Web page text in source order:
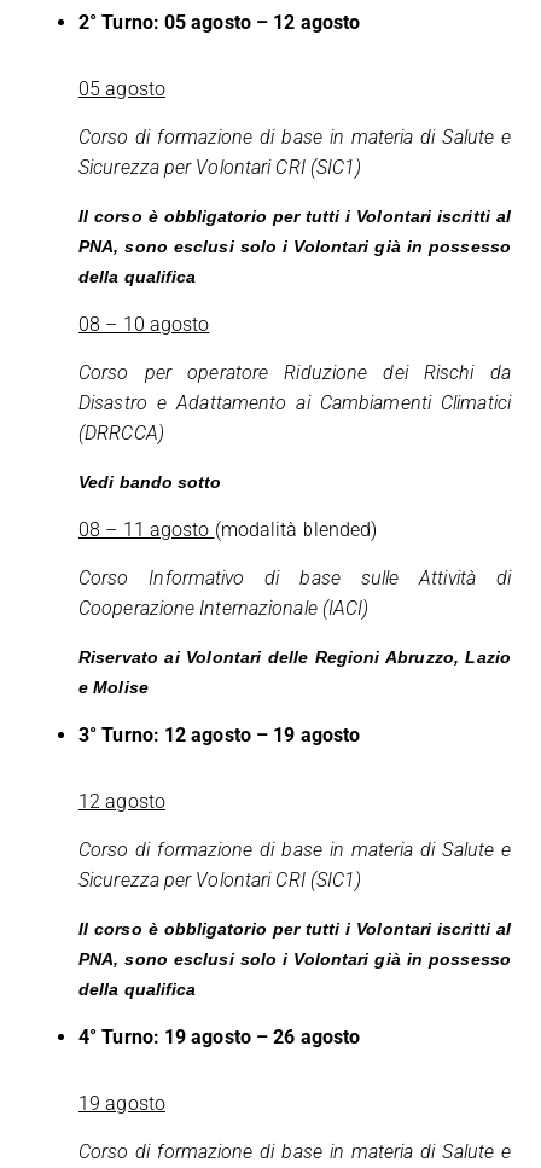
2° Turno: 05 agosto – 12 agosto
05 agosto
Corso di formazione di base in materia di Salute e
Sicurezza per Volontari CRI (SIC1)
Il corso è obbligatorio per tutti i Volontari iscritti al
PNA, sono esclusi solo i Volontari già in possesso
della qualifica
08 – 10 agosto
Corso per operatore Riduzione dei Rischi da
Disastro e Adattamento ai Cambiamenti Climatici
(DRRCCA)
Vedi bando sotto
08 – 11 agosto (modalità blended)
Corso Informativo di base sulle Attività di
Cooperazione Internazionale (IACI)
Riservato ai Volontari delle Regioni Abruzzo, Lazio
e Molise
3° Turno: 12 agosto – 19 agosto
12 agosto
Corso di formazione di base in materia di Salute e
Sicurezza per Volontari CRI (SIC1)
Il corso è obbligatorio per tutti i Volontari iscritti al
PNA, sono esclusi solo i Volontari già in possesso
della qualifica
4° Turno: 19 agosto – 26 agosto
19 agosto
Corso di formazione di base in materia di Salute e